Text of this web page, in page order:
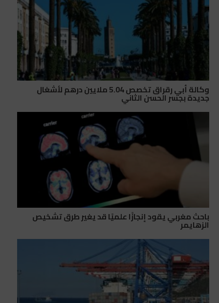
وكالة أبي رقراق تخصص 5.04 ملايين درهم لأشغال
جديدة بجسر الحسن الثاني
باحث مغربي يقود إنجازًا علميًا قد يغير طرق تشخيص
الزهايمر